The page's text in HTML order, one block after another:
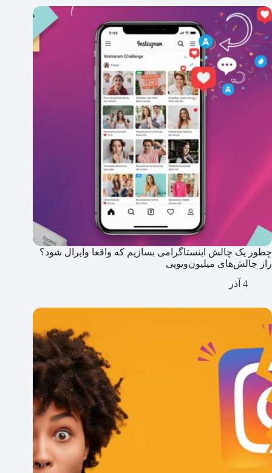
چطور یک چالش اینستاگرامی بسازیم که واقعا وایرال شود؟
راز چالش‌های میلیون‌ویویی
4 آذر